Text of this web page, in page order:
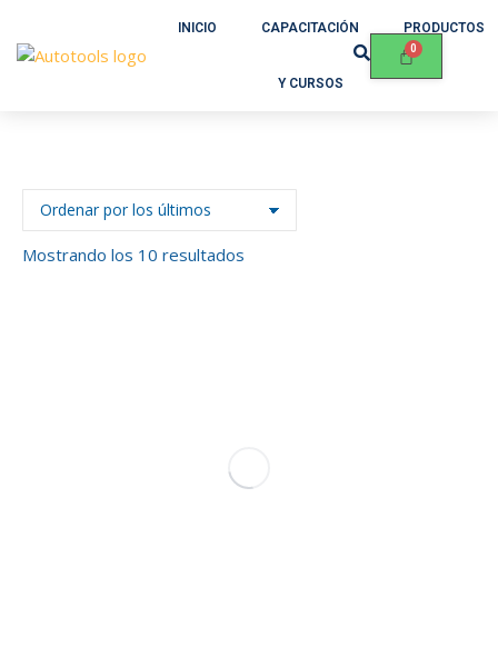
INICIO CAPACITACIÓN
Y CURSOS
PRODUCTOS
Mostrando los 10 resultados